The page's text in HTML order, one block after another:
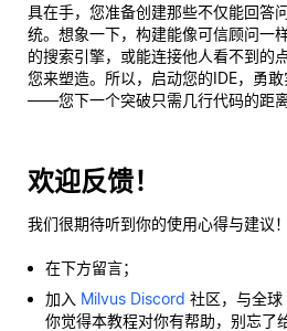
具在手，您准备创建那些不仅能回答
统。想象一下，构建能像可信顾问一
的搜索引擎，或能连接他人看不到的
您来塑造。所以，启动您的IDE，勇
——您下一个突破只需几行代码的距
欢迎反馈！
我们很期待听到你的使用心得与建议
在下方留言；
加入 Milvus Discord 社区，与全
你觉得本教程对你有帮助，别忘了